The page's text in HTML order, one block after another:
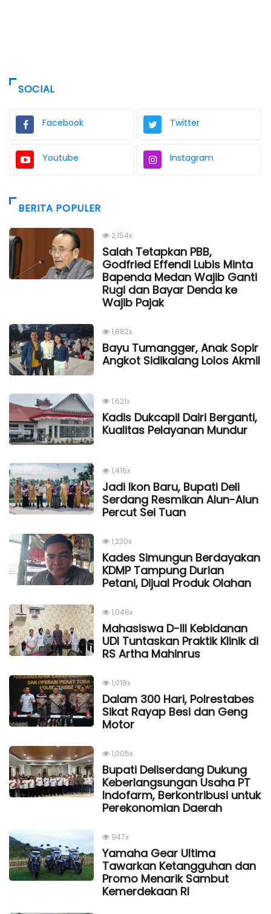
SOCIAL
Facebook Twitter
Youtube Instagram
BERITA POPULER
2,154x
Salah Tetapkan PBB,
Godfried Effendi Lubis Minta
Bapenda Medan Wajib Ganti
Rugi dan Bayar Denda ke
Wajib Pajak
1,882x
Bayu Tumangger, Anak Sopir
Angkot Sidikalang Lolos Akmil
1,621x
Kadis Dukcapil Dairi Berganti,
Kualitas Pelayanan Mundur
1,416x
Jadi Ikon Baru, Bupati Deli
Serdang Resmikan Alun-Alun
Percut Sei Tuan
1,230x
Kades Simungun Berdayakan
KDMP Tampung Durian
Petani, Dijual Produk Olahan
1,048x
Mahasiswa D-III Kebidanan
UDI Tuntaskan Praktik Klinik di
RS Artha Mahinrus
1,018x
Dalam 300 Hari, Polrestabes
Sikat Rayap Besi dan Geng
Motor
1,005x
Bupati Deliserdang Dukung
Keberlangsungan Usaha PT
Indofarm, Berkontribusi untuk
Perekonomian Daerah
947x
Yamaha Gear Ultima
Tawarkan Ketangguhan dan
Promo Menarik Sambut
Kemerdekaan Rl